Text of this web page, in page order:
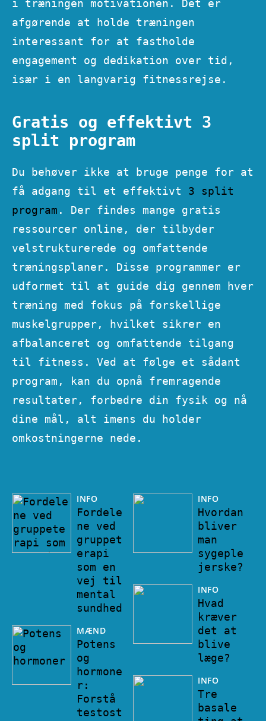
i træningen motivationen. Det er
afgørende at holde træningen
interessant for at fastholde
engagement og dedikation over tid,
især i en langvarig fitnessrejse.
Gratis og effektivt 3
split program
Du behøver ikke at bruge penge for at
få adgang til et effektivt 3 split
program . Der findes mange gratis
ressourcer online, der tilbyder
velstrukturerede og omfattende
træningsplaner. Disse programmer er
udformet til at guide dig gennem hver
træning med fokus på forskellige
muskelgrupper, hvilket sikrer en
afbalanceret og omfattende tilgang
til fitness. Ved at følge et sådant
program, kan du opnå fremragende
resultater, forbedre din fysik og nå
dine mål, alt imens du holder
omkostningerne nede.
INFO
Fordele
ne ved
gruppet
erapi
som en
vej til
mental
sundhed
MÆND
Potens
og
hormone
r:
Forstå
testost
INFO
Hvordan
bliver
man
sygeple
jerske?
INFO
Hvad
kræver
det at
blive
læge?
INFO
Tre
basale